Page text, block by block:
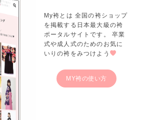
My袴とは 全国の袴ショップ
を掲載する日本最大級の袴
ポータルサイトです。 卒業
式や成人式のためのお気に
いりの袴をみつけよう
MY袴の使い方